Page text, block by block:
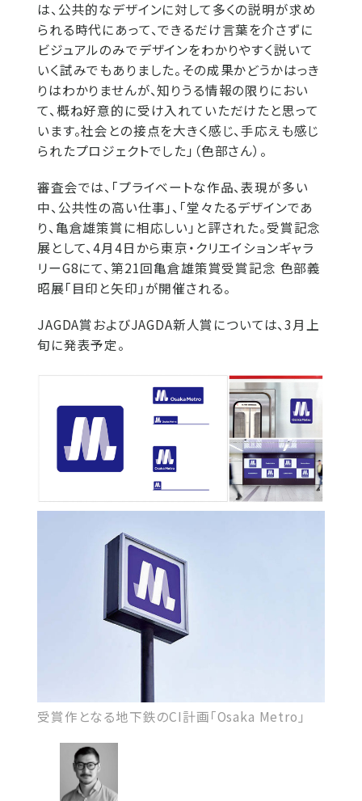
は、公共的なデザインに対して多くの説明が求め
られる時代にあって、できるだけ言葉を介さずに
ビジュアルのみでデザインをわかりやすく説いて
いく試みでもありました。その成果かどうかはっき
りはわかりませんが、知りうる情報の限りにおい
て、概ね好意的に受け入れていただけたと思って
います。社会との接点を大きく感じ、手応えも感じ
られたプロジェクトでした」（色部さん）。
審査会では、「プライベートな作品、表現が多い
中、公共性の高い仕事」、「堂々たるデザインであ
り、亀倉雄策賞に相応しい」と評された。受賞記念
展として、4月4日から東京・クリエイションギャラ
リーG8にて、第21回亀倉雄策賞受賞記念 色部義
昭展「目印と矢印」が開催される。
JAGDA賞およびJAGDA新人賞については、3月上
旬に発表予定。
受賞作となる地下鉄のCI計画「Osaka Metro」